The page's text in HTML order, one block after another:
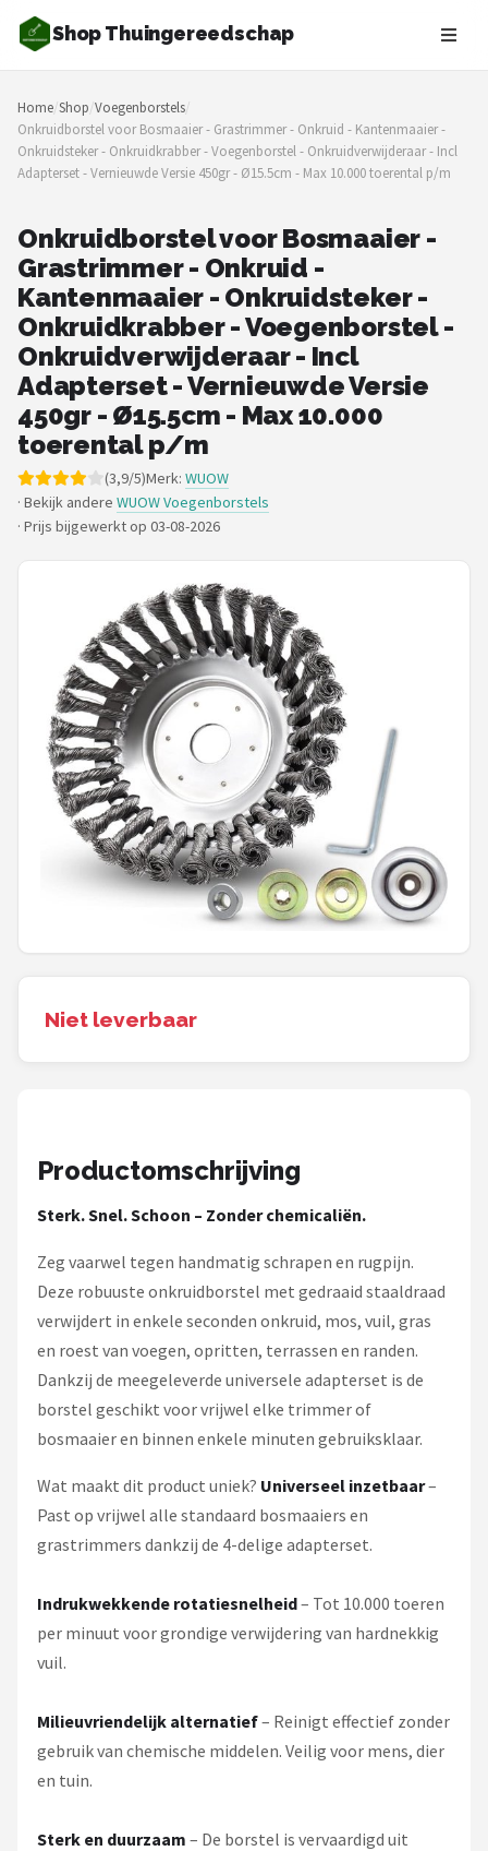
Shop Thuingereedschap
Zoeken
NAVIGATIE
Shop
Blog
Borderplanten
Grasmaaiers
Hogedrukreinigers
Grastrimmers
Onkruidbranders
POPULAIRE MERKEN
To the South
GARDENA
Talen Tools
Husqvarna
Home/Shop/Voegenborstels/
Onkruidborstel voor Bosmaaier - Grastrimmer - Onkruid - Kantenmaaier -
Onkruidsteker - Onkruidkrabber - Voegenborstel - Onkruidverwijderaar - Incl
Adapterset - Vernieuwde Versie 450gr - Ø15.5cm - Max 10.000 toerental p/m
Onkruidborstel voor Bosmaaier -
Grastrimmer - Onkruid -
Kantenmaaier - Onkruidsteker -
Onkruidkrabber - Voegenborstel -
Onkruidverwijderaar - Incl
Adapterset - Vernieuwde Versie
450gr - Ø15.5cm - Max 10.000
toerental p/m
(3,9/5)Merk: WUOW
· Bekijk andere WUOW Voegenborstels
· Prijs bijgewerkt op 03-08-2026
Niet leverbaar
Productomschrijving
Sterk. Snel. Schoon – Zonder chemicaliën.
Zeg vaarwel tegen handmatig schrapen en rugpijn.
Deze robuuste onkruidborstel met gedraaid staaldraad
verwijdert in enkele seconden onkruid, mos, vuil, gras
en roest van voegen, opritten, terrassen en randen.
Dankzij de meegeleverde universele adapterset is de
borstel geschikt voor vrijwel elke trimmer of
bosmaaier en binnen enkele minuten gebruiksklaar.
Wat maakt dit product uniek? Universeel inzetbaar–
Past op vrijwel alle standaard bosmaaiers en
grastrimmers dankzij de 4-delige adapterset.
Indrukwekkende rotatiesnelheid– Tot 10.000 toeren
per minuut voor grondige verwijdering van hardnekkig
vuil.
Milieuvriendelijk alternatief– Reinigt effectief zonder
gebruik van chemische middelen. Veilig voor mens, dier
en tuin.
Sterk en duurzaam – De borstel is vervaardigd uit